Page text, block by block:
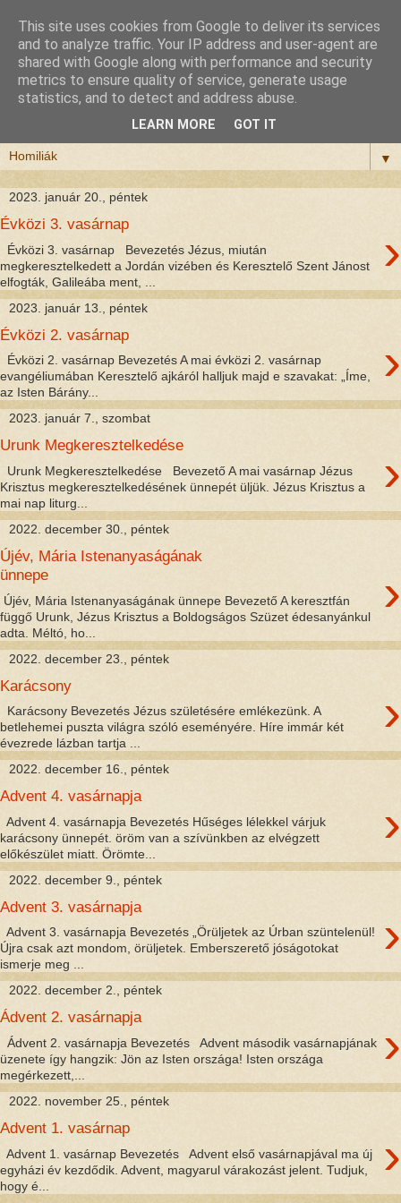
Félix atya
Szeretettel köszöntöm a honlapomra ellátogatót.
▼
2023. január 20., péntek
Évközi 3. vasárnap ›
Évközi 3. vasárnap Bevezetés Jézus, miután
megkeresztelkedett a Jordán vizében és Keresztelő Szent Jánost
elfogták, Galileába ment, ...
2023. január 13., péntek
Évközi 2. vasárnap ›
Évközi 2. vasárnap Bevezetés A mai évközi 2. vasárnap
evangéliumában Keresztelő ajkáról halljuk majd e szavakat: „Íme,
az Isten Bárány...
2023. január 7., szombat
Urunk Megkeresztelkedése ›
Urunk Megkeresztelkedése Bevezető A mai vasárnap Jézus
Krisztus megkeresztelkedésének ünnepét üljük. Jézus Krisztus a
mai nap liturg...
2022. december 30., péntek
Újév, Mária Istenanyaságának
ünnepe
›
Újév, Mária Istenanyaságának ünnepe Bevezető A keresztfán
függő Urunk, Jézus Krisztus a Boldogságos Szüzet édesanyánkul
adta. Méltó, ho...
2022. december 23., péntek
Karácsony ›
Karácsony Bevezetés Jézus születésére emlékezünk. A
betlehemei puszta világra szóló eseményére. Híre immár két
évezrede lázban tartja ...
2022. december 16., péntek
Advent 4. vasárnapja ›
Advent 4. vasárnapja Bevezetés Hűséges lélekkel várjuk
karácsony ünnepét. öröm van a szívünkben az elvégzett
előkészület miatt. Örömte...
2022. december 9., péntek
Advent 3. vasárnapja ›
Advent 3. vasárnapja Bevezetés „Örüljetek az Úrban szüntelenül!
Újra csak azt mondom, örüljetek. Emberszerető jóságotokat
ismerje meg ...
2022. december 2., péntek
Ádvent 2. vasárnapja ›
Ádvent 2. vasárnapja Bevezetés Advent második vasárnapjának
üzenete így hangzik: Jön az Isten országa! Isten országa
megérkezett,...
2022. november 25., péntek
Advent 1. vasárnap ›
Advent 1. vasárnap Bevezetés Advent első vasárnapjával ma új
egyházi év kezdődik. Advent, magyarul várakozást jelent. Tudjuk,
hogy é...
This site uses cookies from Google to deliver its services
and to analyze traffic. Your IP address and user-agent are
shared with Google along with performance and security
metrics to ensure quality of service, generate usage
statistics, and to detect and address abuse.
LEARN MORE GOT IT